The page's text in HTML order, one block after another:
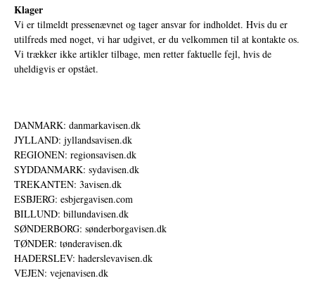
Klager
Vi er tilmeldt pressenævnet og tager ansvar for indholdet. Hvis du er
utilfreds med noget, vi har udgivet, er du velkommen til at kontakte os.
Vi trækker ikke artikler tilbage, men retter faktuelle fejl, hvis de
uheldigvis er opstået.
DANMARK: danmarkavisen.dk
JYLLAND: jyllandsavisen.dk
REGIONEN: regionsavisen.dk
SYDDANMARK: sydavisen.dk
TREKANTEN: 3avisen.dk
ESBJERG: esbjergavisen.com
BILLUND: billundavisen.dk
SØNDERBORG: sønderborgavisen.dk
TØNDER: tønderavisen.dk
HADERSLEV: haderslevavisen.dk
VEJEN: vejenavisen.dk